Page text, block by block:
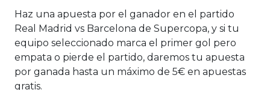
Haz una apuesta por el ganador en el partido
Real Madrid vs Barcelona de Supercopa, y si tu
equipo seleccionado marca el primer gol pero
empata o pierde el partido, daremos tu apuesta
por ganada hasta un máximo de 5€ en apuestas
gratis.